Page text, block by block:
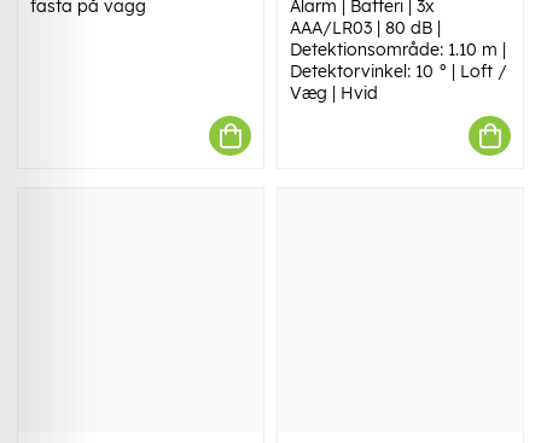
fästa på vägg
Alarm | Batteri | 3x
AAA/LR03 | 80 dB |
Detektionsområde: 1.10 m |
Detektorvinkel: 10 ° | Loft /
Væg | Hvid